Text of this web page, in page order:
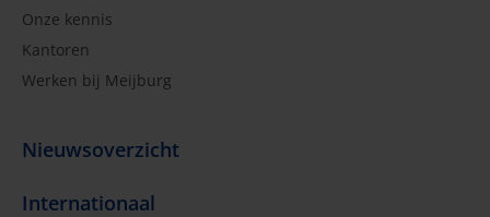
Onze kennis
Kantoren
Werken bij Meijburg
Nieuwsoverzicht
Internationaal